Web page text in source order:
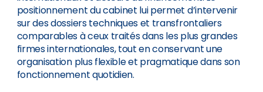
positionnement du cabinet lui permet d’intervenir
sur des dossiers techniques et transfrontaliers
comparables à ceux traités dans les plus grandes
firmes internationales, tout en conservant une
organisation plus flexible et pragmatique dans son
fonctionnement quotidien.